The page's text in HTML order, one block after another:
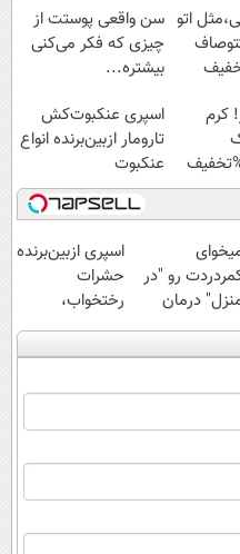
اتو سن واقعی پوستت از
چیزی که فکر می‌کنی
بیشتره...
کرم
اسپری عنکبوت‌‌کش
تارومار ازبین‌برنده انواع
عنکبوت
رو "در
درمان
(◂فیلم +
اسپری ازبین‌برنده
حشرات
رختخواب،
مناسب برای